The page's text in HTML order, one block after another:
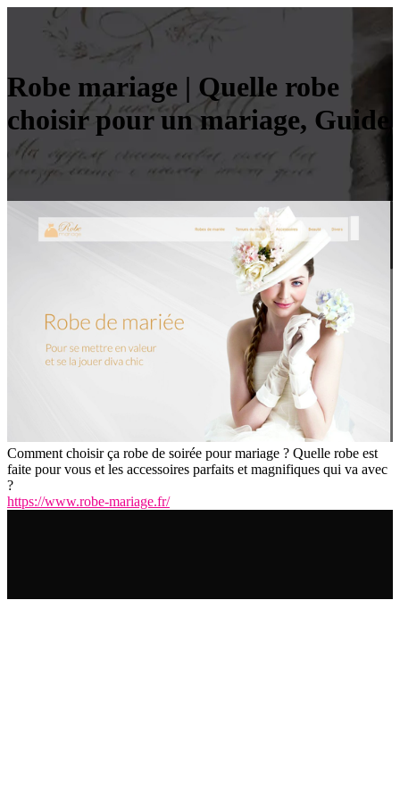
Robe mariage | Quelle robe
choisir pour un mariage, Guide
Comment choisir ça robe de soirée pour mariage ? Quelle robe est
faite pour vous et les accessoires parfaits et magnifiques qui va avec
?
https://www.robe-mariage.fr/